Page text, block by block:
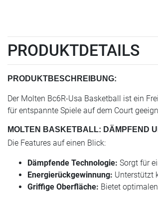
PRODUKTDETAILS
PRODUKTBESCHREIBUNG:
Der Molten Bc6R-Usa Basketball ist ein
für entspannte Spiele auf dem Court
MOLTEN BASKETBALL: DÄMPFEND
Die Features auf einen Blick:
Dämpfende Technologie: Sorgt für
Energierückgewinnung: Unterstützt
Griffige Oberfläche: Bietet